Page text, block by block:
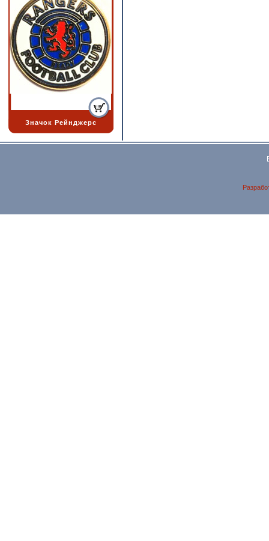
Значок Рейнджерс